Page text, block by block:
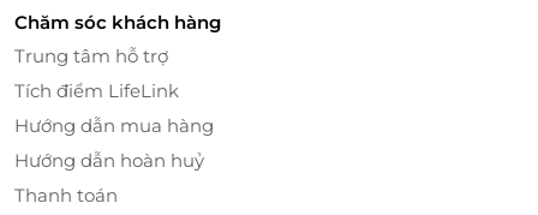
KidZania là lựa chọn hoàn hảo cho trẻ từ 3-15 tuổi -
lứa tuổi đang hình thành nhận thức xã hội và tư duy
tính tự lập thông qua nhập vai; trẻ lớn hơn học cách
tư duy nghề nghiệp, làm việc nhóm và xử lý tình
huống. Với thời lượng 4 tiếng, bé sẽ có cơ hội trải
nghiệm hàng chục nghề khác nhau mà không bị
Chăm sóc khách hàng
Trung tâm hỗ trợ
Tích điểm LifeLink
Hướng dẫn mua hàng
Hướng dẫn hoàn huỷ
Thanh toán